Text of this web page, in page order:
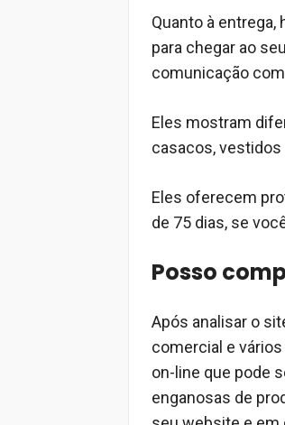
Quanto à
para chegar ao
comunicação
Eles mostram
casacos, vestidos
Eles oferecem
de 75 dias, se
Posso
Após analisar o
comercial e
on-line que pode
enganosas de